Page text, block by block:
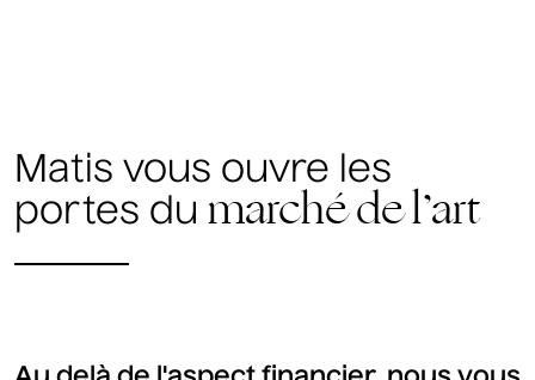
Matis vous ouvre les
portes du marché de l’art